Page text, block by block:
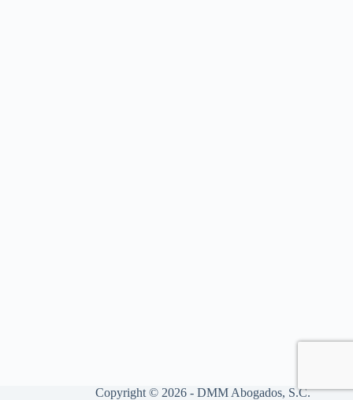
Copyright © 2026 - DMM Abogados, S.C.